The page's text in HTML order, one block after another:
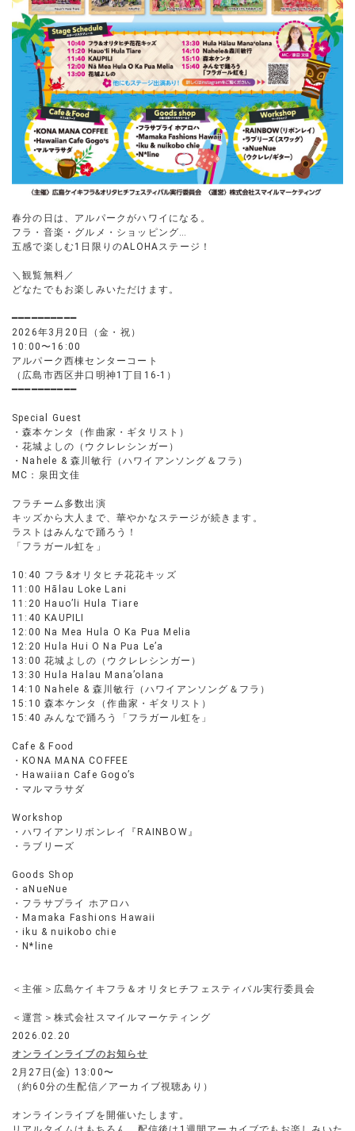
春分の日は、アルパークがハワイになる。
フラ・音楽・グルメ・ショッピング…
五感で楽しむ1日限りのALOHAステージ！
＼観覧無料／
どなたでもお楽しみいただけます。
━━━━━━━━━━
2026年3月20日（金・祝）
10:00〜16:00
アルパーク西棟センターコート
（広島市西区井口明神1丁目16-1）
━━━━━━━━━━
Special Guest
・森本ケンタ（作曲家・ギタリスト）
・花城よしの（ウクレレシンガー）
・Nahele & 森川敏行（ハワイアンソング＆フラ）
MC：泉田文佳
フラチーム多数出演
キッズから大人まで、華やかなステージが続きます。
ラストはみんなで踊ろう！
「フラガール虹を」
10:40 フラ&オリタヒチ花花キッズ
11:00 Hālau Loke Lani
11:20 Hauo’li Hula Tiare
11:40 KAUPILI
12:00 Na Mea Hula O Ka Pua Melia
12:20 Hula Hui O Na Pua Le’a
13:00 花城よしの（ウクレレシンガー）
13:30 Hula Halau Mana’olana
14:10 Nahele & 森川敏行（ハワイアンソング＆フラ）
15:10 森本ケンタ（作曲家・ギタリスト）
15:40 みんなで踊ろう「フラガール虹を」
Cafe & Food
・KONA MANA COFFEE
・Hawaiian Cafe Gogo’s
・マルマラサダ
Workshop
・ハワイアンリボンレイ『RAINBOW』
・ラブリーズ
Goods Shop
・aNueNue
・フラサプライ ホアロハ
・Mamaka Fashions Hawaii
・iku & nuikobo chie
・N*line
＜主催＞広島ケイキフラ＆オリタヒチフェスティバル実行委員会
＜運営＞株式会社スマイルマーケティング
2026.02.20
オンラインライブのお知らせ
2月27日(金) 13:00〜
（約60分の生配信／アーカイブ視聴あり）
オンラインライブを開催いたします。